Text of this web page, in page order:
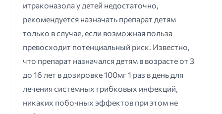
итраконазола у детей недостаточно,
рекомендуется назначать препарат детям
только в случае, если возможная польза
превосходит потенциальный риск. Известно,
что препарат назначался детям в возрасте от 3
до 16 лет в дозировке 100мг 1 раз в день для
лечения системных грибковых инфекций,
никаких побочных эффектов при этом не